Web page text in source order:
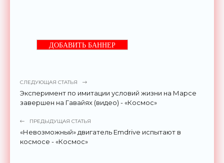
ДОБАВИТЬ БАННЕР
СЛЕДУЮЩАЯ СТАТЬЯ
Эксперимент по имитации условий жизни на Марсе
завершен на Гавайях (видео) - «Космос»
ПРЕДЫДУЩАЯ СТАТЬЯ
«Невозможный» двигатель Emdrive испытают в
космосе - «Космос»